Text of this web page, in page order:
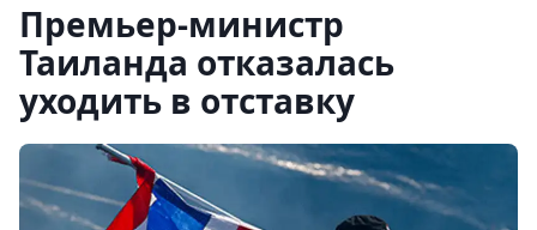
Премьер-министр
Таиланда отказалась
уходить в отставку